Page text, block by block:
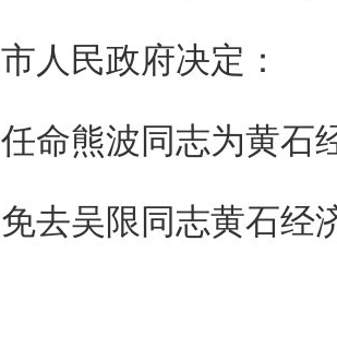
市人民政府决定：
任命熊波同志为黄石
免去吴限同志黄石经